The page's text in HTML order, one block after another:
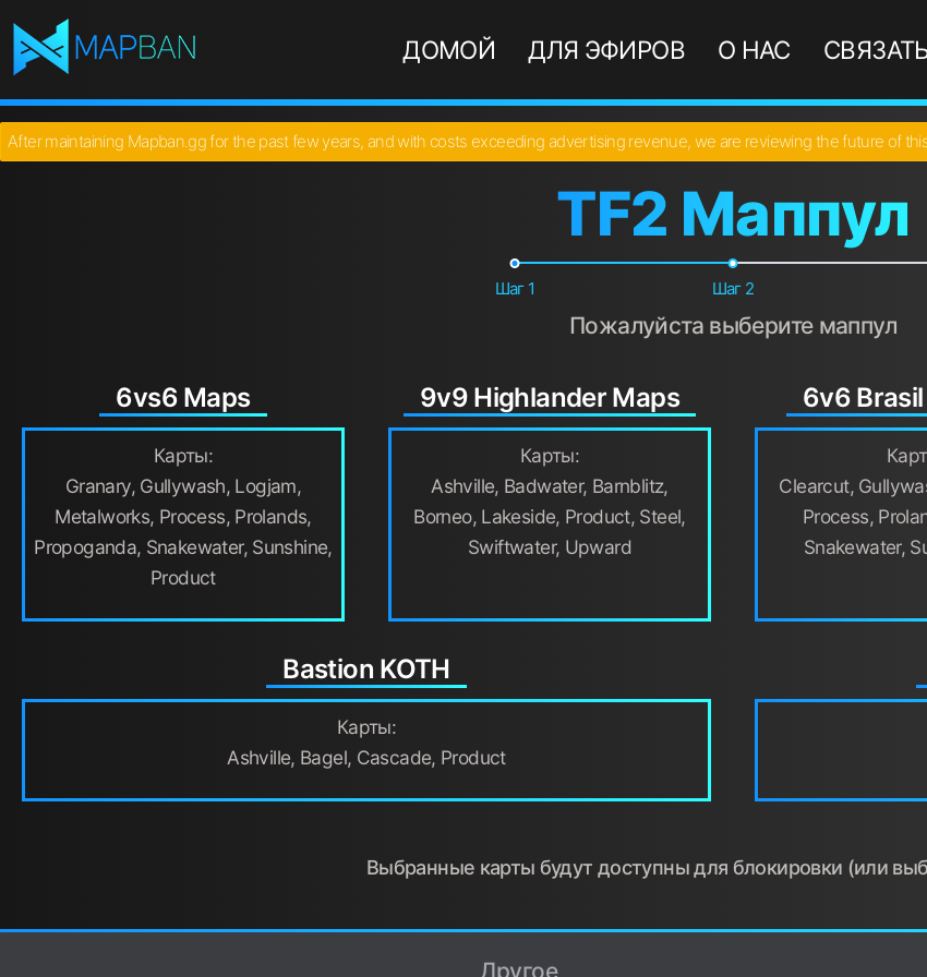
ДОМОЙ ДЛЯ ЭФИРОВ О НАС
After maintaining Mapban.gg for the past few years, and with costs exceeding advertising revenue, we are reviewing the future of
TF2 Маппул
Шаг 1 Шаг 2
Пожалуйста выберите маппул
6vs6 Maps
Карты:
Granary, Gullywash, Logjam,
Metalworks, Process, Prolands,
Propoganda, Snakewater, Sunshine,
Product
9v9 Highlander Maps
Карты:
Ashville, Badwater, Barnblitz,
Borneo, Lakeside, Product, Steel,
Swiftwater, Upward
6v6
Clearcut,
Process,
Snakewater,
Bastion KOTH
Карты:
Ashville, Bagel, Cascade, Product
Выбранные карты будут доступны для блокировки (или
Другое